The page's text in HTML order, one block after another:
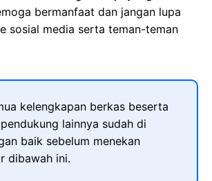
bermanfaat dan jangan lupa
sosial media serta teman-teman
kelengkapan berkas beserta
lainnya sudah di
baik sebelum menekan
dibawah ini.